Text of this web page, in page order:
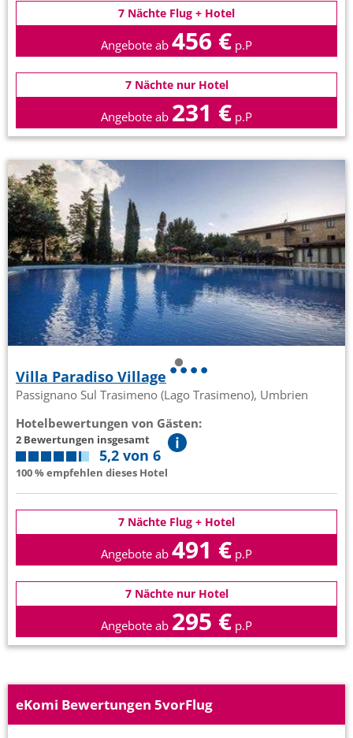
7 Nächte Flug + Hotel
Angebote ab 456 € p.P
7 Nächte nur Hotel
Angebote ab 231 € p.P
Villa Paradiso Village
Passignano Sul Trasimeno (Lago Trasimeno), Umbrien
Hotelbewertungen von Gästen:
2 Bewertungen insgesamt
5,2 von 6
100 % empfehlen dieses Hotel
7 Nächte Flug + Hotel
Angebote ab 491 € p.P
7 Nächte nur Hotel
Angebote ab 295 € p.P
eKomi Bewertungen 5vorFlug